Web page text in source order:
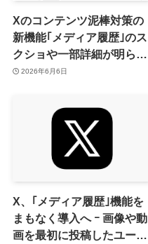
Xのコンテンツ泥棒対策の
新機能｢メディア履歴｣のス
クショや一部詳細が明らか
に2026年6月6日
X、｢メディア履歴｣機能を
まもなく導入へ ｰ 画像や動
画を最初に投稿したユーザ